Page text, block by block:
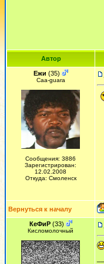
Автор
Ежи (35)
Сaa-guara
Сообщения: 3886
Зарегистрирован:
12.02.2008
Откуда: Смоленск
Вернуться к началу
КеФиР(33)
Кисломолочный